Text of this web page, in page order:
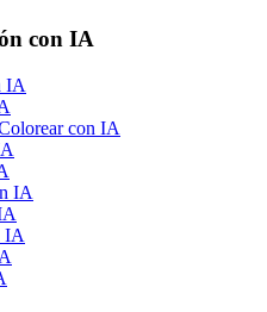
con IA
IA
con IA
IA
IA